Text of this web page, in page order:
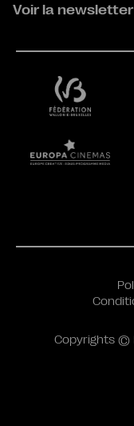
Voir la
Copyrights ©